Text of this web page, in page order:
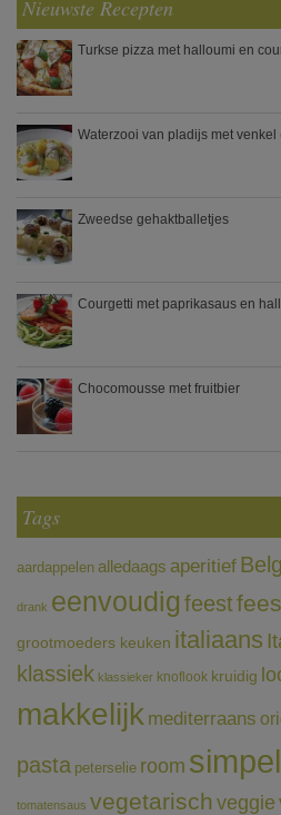
Nieuwste Recepten
Turkse pizza met halloumi en
Waterzooi van pladijs met venkel
Zweedse gehaktballetjes
Courgetti met paprikasaus en
Chocomousse met fruitbier
Tags
aardappelen alledaags aperitief
drank eenvoudigfeest
grootmoeders keuken italiaans
klassiek klassieker knoflook kruidig
makkelijk mediterraans
pasta peterselie room simpel
tomatensaus vegetarischveggie